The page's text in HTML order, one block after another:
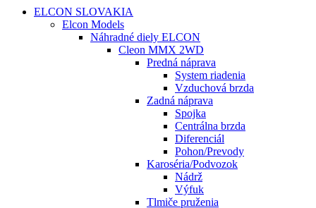
ELCON SLOVAKIA
Elcon Models
Náhradné diely ELCON
Cleon MMX 2WD
Predná náprava
System riadenia
Vzduchová brzda
Zadná náprava
Spojka
Centrálna brzda
Diferenciál
Pohon/Prevody
Karoséria/Podvozok
Nádrž
Výfuk
Tlmiče pruženia